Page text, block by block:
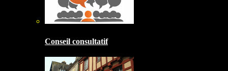
Conseil consultatif